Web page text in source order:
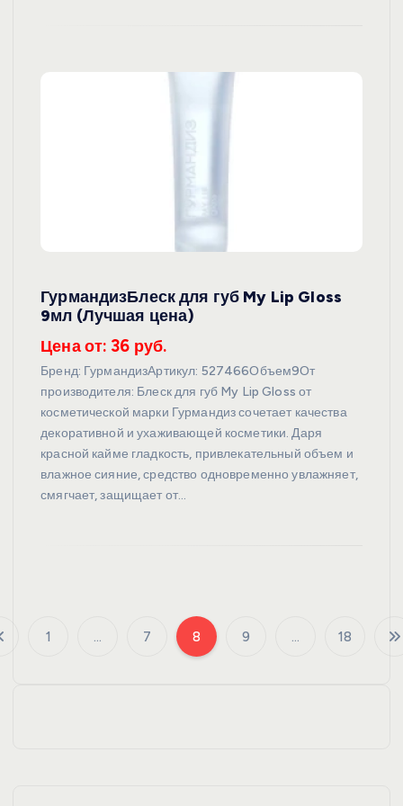
ГурмандизБлеск для губ My Lip Gloss
9мл (Лучшая цена)
Цена от: 36 руб.
Бренд: ГурмандизАртикул: 527466Объем9От
производителя: Блеск для губ My Lip Gloss от
косметической марки Гурмандиз сочетает качества
декоративной и ухаживающей косметики. Даря
красной кайме гладкость, привлекательный объем и
влажное сияние, средство одновременно увлажняет,
смягчает, защищает от…
П
1 … 7 8 9 … 18